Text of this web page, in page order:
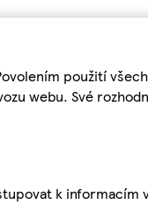
použití
webu. Své
k informacím